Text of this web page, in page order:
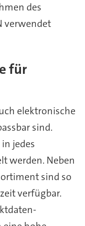
des
verwendet
für
elektronische
sind.
jedes
werden. Neben
sind so
verfügbar.